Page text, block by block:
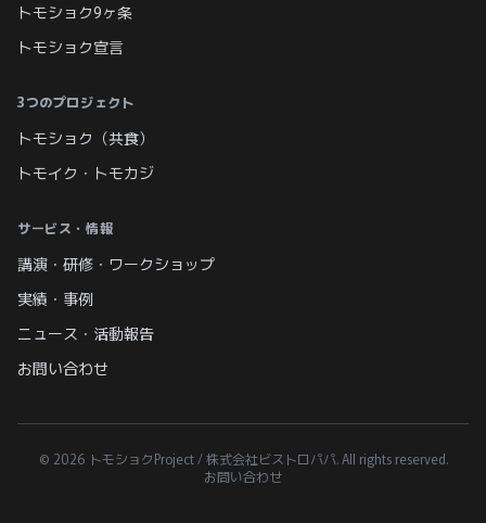
トモショク9ヶ条
トモショク宣言
3つのプロジェクト
トモショク（共食）
トモイク・トモカジ
サービス・情報
講演・研修・ワークショップ
実績・事例
ニュース・活動報告
お問い合わせ
© 2026 トモショクProject / 株式会社ビストロパパ. All rights reserved.
お問い合わせ